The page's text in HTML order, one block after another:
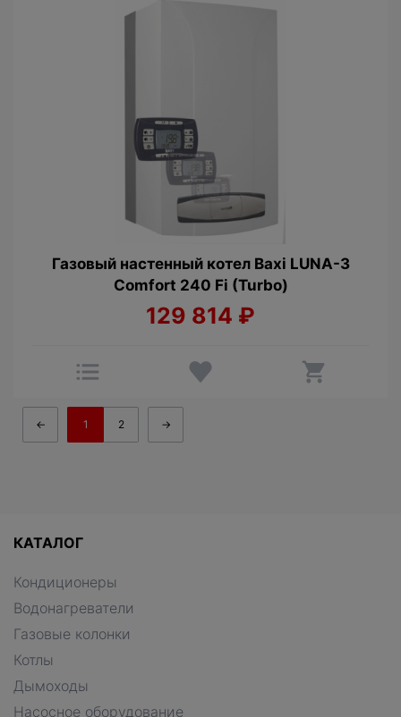
Газовый настенный котел Baxi LUNA-3
Comfort 240 Fi (Turbo)
129 814 ₽
← 1 2 →
КАТАЛОГ
Кондиционеры
Водонагреватели
Газовые колонки
Котлы
Дымоходы
Насосное оборудование